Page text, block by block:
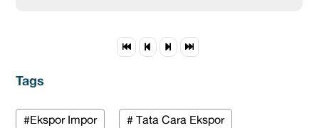
Tags
#Ekspor Impor # Tata Cara Ekspor